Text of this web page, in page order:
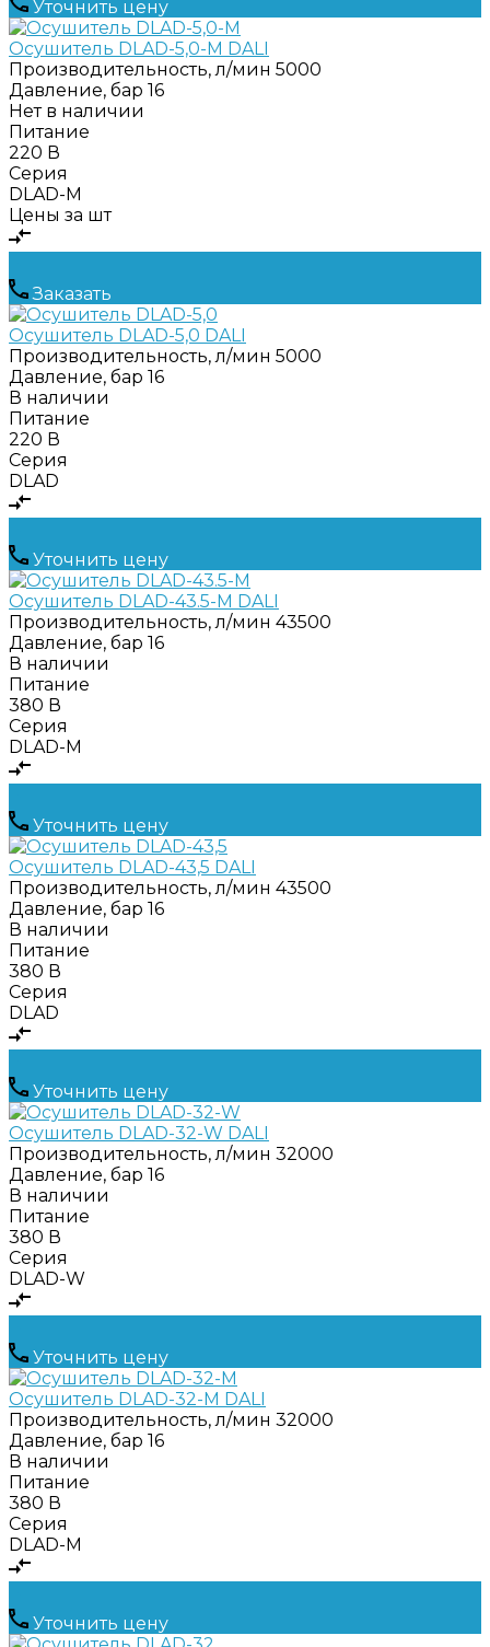
Уточнить цену
Осушитель DLAD-5,0-M DALI
Производительность, л/мин 5000
Давление, бар 16
Нет в наличии
Питание
220 В
Серия
DLAD-M
Цены за шт
Заказать
Осушитель DLAD-5,0 DALI
Производительность, л/мин 5000
Давление, бар 16
В наличии
Питание
220 В
Серия
DLAD
Уточнить цену
Осушитель DLAD-43.5-M DALI
Производительность, л/мин 43500
Давление, бар 16
В наличии
Питание
380 В
Серия
DLAD-M
Уточнить цену
Осушитель DLAD-43,5 DALI
Производительность, л/мин 43500
Давление, бар 16
В наличии
Питание
380 В
Серия
DLAD
Уточнить цену
Осушитель DLAD-32-W DALI
Производительность, л/мин 32000
Давление, бар 16
В наличии
Питание
380 В
Серия
DLAD-W
Уточнить цену
Осушитель DLAD-32-M DALI
Производительность, л/мин 32000
Давление, бар 16
В наличии
Питание
380 В
Серия
DLAD-M
Уточнить цену